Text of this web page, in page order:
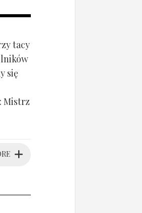
tacy
się
Mistrz